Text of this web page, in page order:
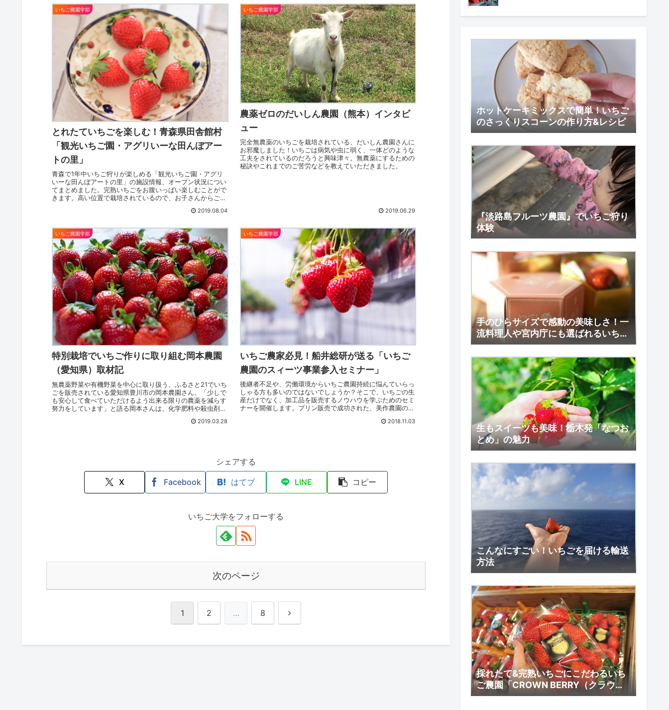
いちご農園学部
とれたていちごを楽しむ！青森県田舎館村
「観光いちご園・アグリいーな田んぼアー
トの里」
青森で1年中いちご狩りが楽しめる「観光いちご園・アグリ
いーな田んぼアートの里」の施設情報、オープン状況につい
てまとめました。完熟いちごをお腹いっぱい楽しむことがで
きます。高い位置で栽培されているので、お子さんからご高
2019.08.04
いちご農園学部
農薬ゼロのだいしん農園（熊本）インタビ
ュー
完全無農薬のいちごを栽培されている、だいしん農園さんに
お邪魔しました！いちごは病気や虫に弱く、一体どのような
工夫をされているのだろうと興味津々。無農薬にするための
秘訣やこれまでのご苦労などを教えていただきました。
2019.06.29
いちご農園学部
特別栽培でいちご作りに取り組む岡本農園
（愛知県）取材記
無農薬野菜や有機野菜を中心に取り扱う、ふるさと21でいち
ごを販売されている愛知県豊川市の岡本農園さん。「少しで
も安心して食べていただけるよう出来る限りの農薬を減らす
努力をしています」と語る岡本さんは、化学肥料や殺虫剤を
2019.03.28
いちご農園学部
いちご農家必見！船井総研が送る「いちご
農園のスィーツ事業参入セミナー」
後継者不足や、労働環境からいちご農園持続に悩んていらっ
しゃる方も多いのではないでしょうか？そこで、いちごの生
産だけでなく、加工品を販売するノウハウを学ぶためのセミ
ナーを開催します。プリン販売で成功された、美作農園の河
2018.11.03
シェアする
X Facebook はてブ LINE コピー
いちご大学をフォローする
次のページ
1 2 … 8 次
ホットケーキミックスで簡単！いちご
のさっくりスコーンの作り方&レシピ
『淡路島フルーツ農園』でいちご狩り
体験
手のひらサイズで感動の美味しさ！一
流料理人や宮内庁にも選ばれるいち
ご、「寒熟」の魅力に迫る。
生もスイーツも美味！栃木発「なつお
とめ」の魅力
こんなにすごい！いちごを届ける輸送
方法
採れたて&完熟いちごにこだわるいち
ご農園「CROWN BERRY（クラウン
ベリー）岐阜」